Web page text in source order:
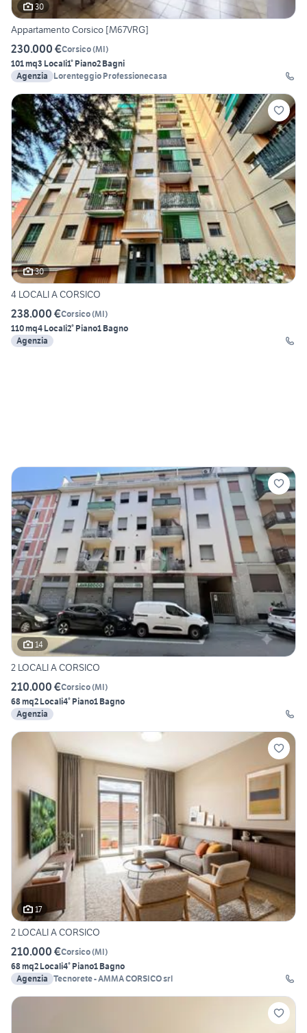
30
Appartamento Corsico [M67VRG]
230.000 €Corsico(MI)
101 mq3 Locali1° Piano2 Bagni
Agenzia
Lorenteggio Professionecasa
30
4 LOCALI A CORSICO
238.000 €Corsico(MI)
110 mq4 Locali2° Piano1 Bagno
Agenzia
14
2 LOCALI A CORSICO
210.000 €Corsico(MI)
68 mq2 Locali4° Piano1 Bagno
Agenzia
17
2 LOCALI A CORSICO
210.000 €Corsico(MI)
68 mq2 Locali4° Piano1 Bagno
Agenzia Tecnorete - AMMA CORSICO srl